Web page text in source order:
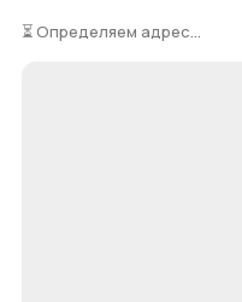
⏳ Определяем адрес...